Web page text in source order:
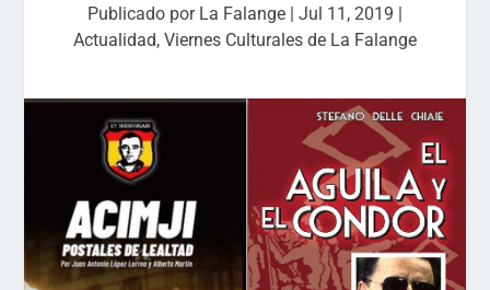
Publicado por La Falange | Jul 11, 2019 |
Actualidad, Viernes Culturales de La Falange